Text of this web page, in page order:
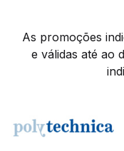
As promoções
e válidas até ao